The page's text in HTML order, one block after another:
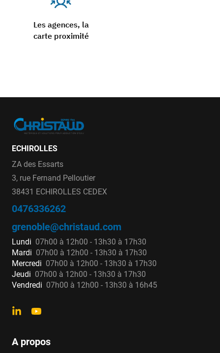
Les agences, la
carte proximité
ECHIROLLES
ZA des Essarts
3, rue Fernand Pelloutier
38431 ECHIROLLES CEDEX
0476336262
grenoble@christaud.com
Lundi 07h00 à 12h00 - 13h30 à 17h30
Mardi 07h00 à 12h00 - 13h30 à 17h30
Mercredi 07h00 à 12h00 - 13h30 à 17h30
Jeudi 07h00 à 12h00 - 13h30 à 17h30
Vendredi 07h00 à 12h00 - 13h30 à 16h45
A propos